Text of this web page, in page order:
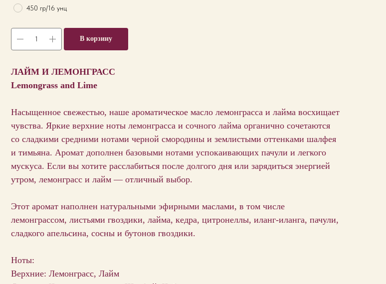
450 гр/16 унц
В корзину
ЛАЙМ И ЛЕМОНГРАСС
Lemongrass and Lime
Насыщенное свежестью, наше ароматическое масло лемонграсса и лайма восхищает
чувства. Яркие верхние ноты лемонграсса и сочного лайма органично сочетаются
со сладкими средними нотами черной смородины и землистыми оттенками шалфея
и тимьяна. Аромат дополнен базовыми нотами успокаивающих пачули и легкого
мускуса. Если вы хотите расслабиться после долгого дня или зарядиться энергией
утром, лемонграсс и лайм — отличный выбор.
Этот аромат наполнен натуральными эфирными маслами, в том числе
лемонграссом, листьями гвоздики, лайма, кедра, цитронеллы, иланг-иланга, пачули,
сладкого апельсина, сосны и бутонов гвоздики.
Ноты:
Верхние: Лемонграсс, Лайм